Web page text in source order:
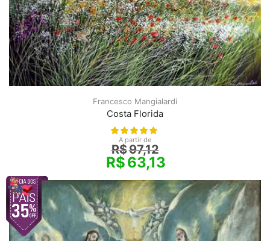
Francesco Mangialardi
Costa Florida
A partir de
R$97,12
R$63,13